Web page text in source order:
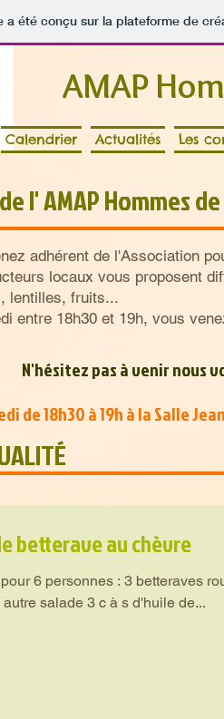
a été conçu sur la plateforme de
AMAP
Calendrier Actualités Les
de l' AMAP Hommes
adhérent de l'Association
locaux vous proposent
lentilles, fruits...
entre 18h30 et 19h, vous
N'hésitez pas à venir nous
de 18h30 à 19h à la Salle
betterave au chèvre
6 personnes : 3 betteraves
salade 3 c à s d'huile de...